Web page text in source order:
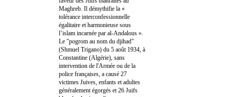
Maghreb. Il démythifie la «
tolérance interconfessionnelle
égalitaire et harmonieuse sous
l’islam incarnée par al-Andalous ».
Le "pogrom au nom du djihad"
(Shmuel Trigano) du 5 août 1934, à
Constantine (Algérie), sans
intervention de l'Armée ou de la
police françaises, a causé 27
victimes Juives, enfants et adultes
généralement égorgés et 26 Juifs